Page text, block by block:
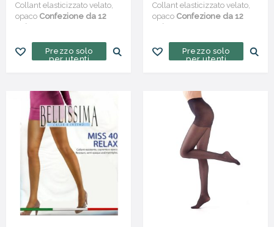
Collant elasticizzato velato,
opaco Confezione da 12
Prezzo solo
per utenti
Collant elasticizzato velato,
opaco Confezione da 12
Prezzo solo
per utenti